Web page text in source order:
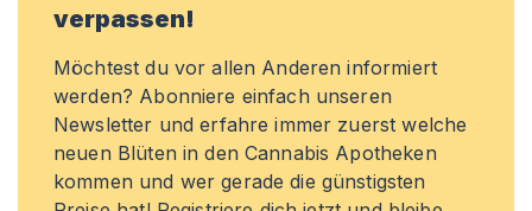
verpassen!
Möchtest du vor allen Anderen informiert
werden? Abonniere einfach unseren
Newsletter und erfahre immer zuerst welche
neuen Blüten in den Cannabis Apotheken
kommen und wer gerade die günstigsten